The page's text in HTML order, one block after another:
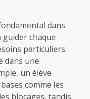
dans
guider chaque
particuliers
dans une
un élève
comme les
blocages, tandis